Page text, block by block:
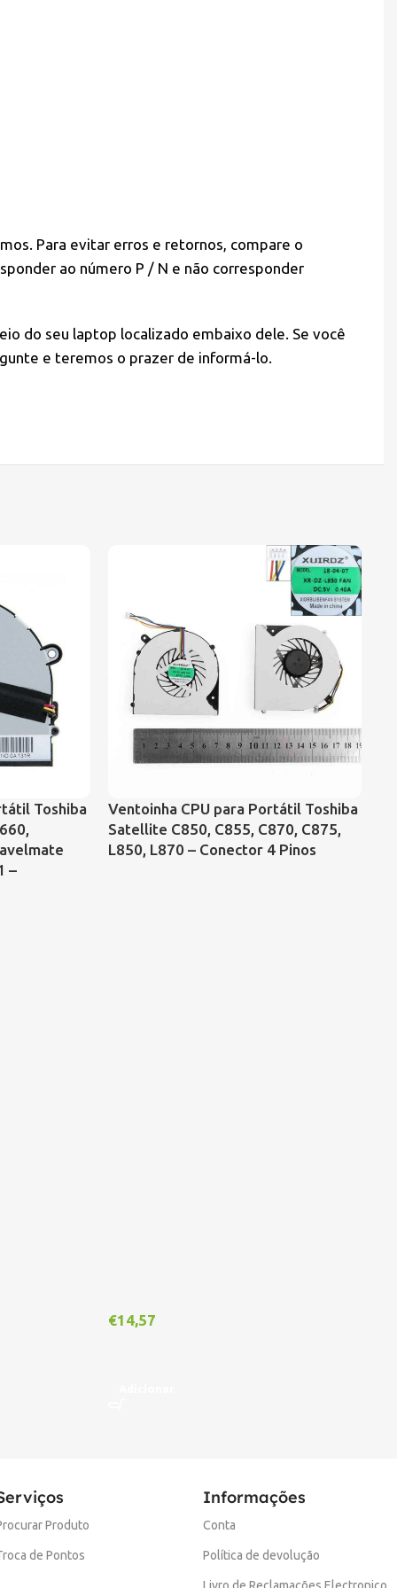
Para evitar erros e retornos, compare o
ao número P / N e não corresponder
do seu laptop localizado embaixo dele. Se você
e teremos o prazer de informá-lo.
Toshiba
–
Ventoinha CPU para Portátil Toshiba
Satellite C850, C855, C870, C875,
L850, L870 – Conector 4 Pinos
€14,57
Produto
de Pontos
Informações
Conta
Política de devolução